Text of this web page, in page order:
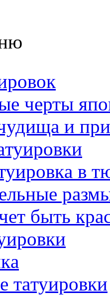
черты
и
в
быть
тaтуировки